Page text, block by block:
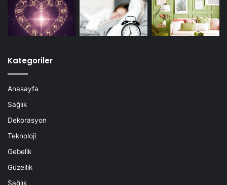
Kategoriler
Anasayfa
Sağlık
Dekorasyon
Teknoloji
Gebelik
Güzellik
Sağlık